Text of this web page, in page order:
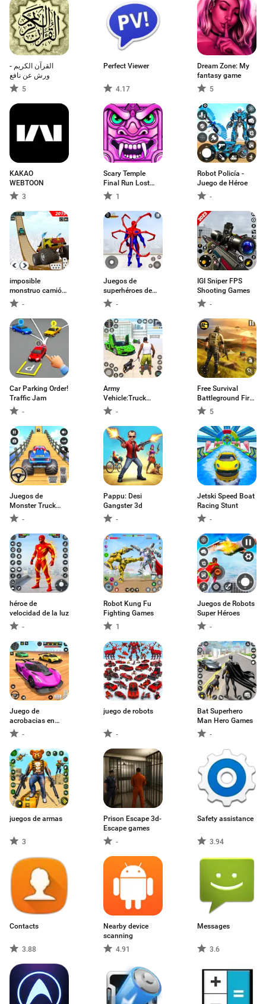
القرآن الكريم -
ورش عن نافع
5
Perfect Viewer
4.17
Dream Zone: My
fantasy game
5
KAKAO
WEBTOON
3
Scary Temple
Final Run Lost
Princess Running
Game
1
Robot Policía -
Juego de Héroe
-
imposible
monstruo camión
acrobacias
-
Juegos de
superhéroes de
araña-
IGI Sniper FPS
Shooting Games
-
Car Parking Order!
Traffic Jam
-
Army
Vehicle:Truck
Transporter
-
Free Survival
Battleground Fire :
Battle Royale
5
Juegos de
Monster Truck
Camión
-
Pappu: Desi
Gangster 3d
-
Jetski Speed Boat
Racing Stunt
-
héroe de
velocidad de la luz
-
Robot Kung Fu
Fighting Games
1
Juegos de Robots
Super Héroes
-
Juego de
acrobacias en
coches
-
juego de robots
-
Bat Superhero
Man Hero Games
-
juegos de armas
3
Prison Escape 3d-
Escape games
-
Safety assistance
3.94
Contacts
3.88
Nearby device
scanning
4.91
Messages
3.6